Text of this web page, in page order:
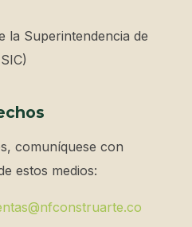
la Superintendencia de
comuníquese con
estos medios: